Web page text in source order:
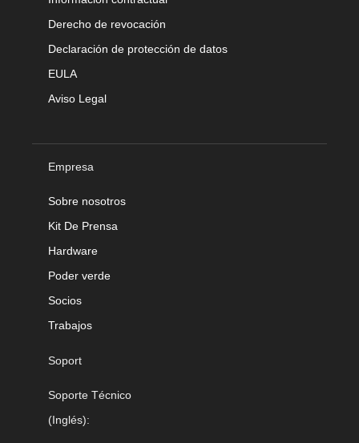
Derecho de revocación
Declaración de protección de datos
EULA
Aviso Legal
Empresa
Sobre nosotros
Kit De Prensa
Hardware
Poder verde
Socios
Trabajos
Soport
Soporte Técnico
(Inglés):